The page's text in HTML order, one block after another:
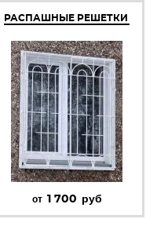
РАСПАШНЫЕ РЕШЕТКИ
от 1 700 руб